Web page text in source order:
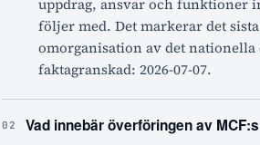
uppdrag, ansvar och funktioner
följer med. Det markerar det
omorganisation av det nationella
faktagranskad: 2026-07-07.
02 Vad innebär överföringen av